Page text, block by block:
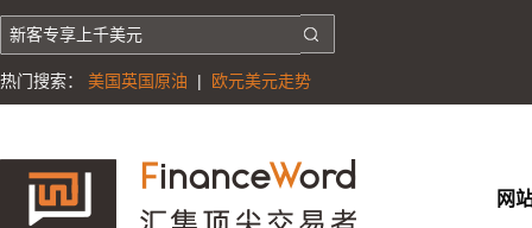
热门搜索： 美国英国原油 | 欧元美元走势
网